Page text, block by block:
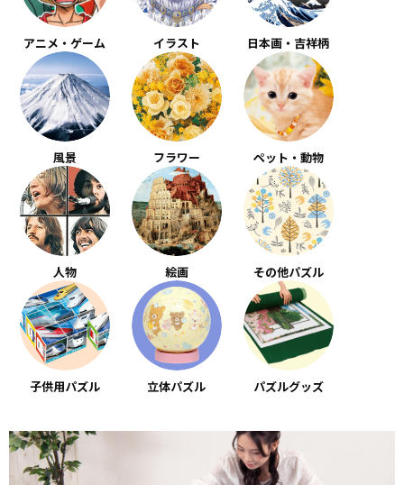
アニメ・ゲーム イラスト 日本画・吉祥柄
風景 フラワー ペット・動物
人物 絵画 その他パズル
子供用パズル 立体パズル パズルグッズ